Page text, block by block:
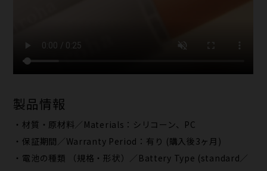
製品情報
・材質・原材料／Materials：シリコーン、PC
・保証期間／Warranty Period：有り (購入後3ヶ月)
・電池の種類 （規格・形状）／Battery Type (standard／